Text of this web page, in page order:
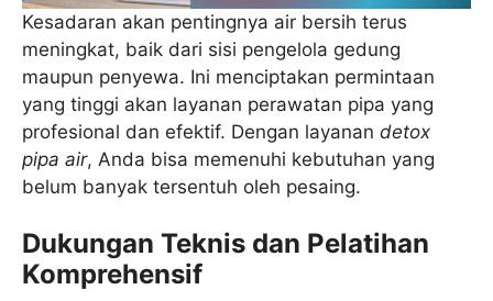
Kesadaran akan pentingnya air bersih terus
meningkat, baik dari sisi pengelola gedung
maupun penyewa. Ini menciptakan permintaan
yang tinggi akan layanan perawatan pipa yang
profesional dan efektif. Dengan layanan detox
pipa air, Anda bisa memenuhi kebutuhan yang
belum banyak tersentuh oleh pesaing.
Dukungan Teknis dan Pelatihan
Komprehensif